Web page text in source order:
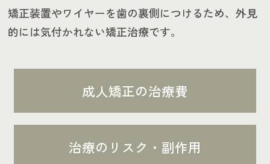
矯正装置やワイヤーを歯の裏側につけるため、外見
的には気付かれない矯正治療です。
成人矯正の治療費
治療のリスク・副作用